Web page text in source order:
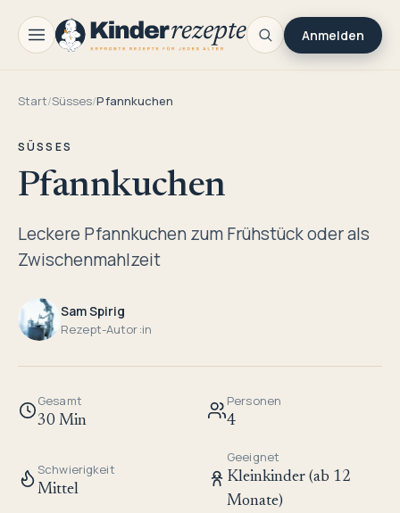
Anmelden
Start/Süsses/Pfannkuchen
SÜSSES
Pfannkuchen
Leckere Pfannkuchen zum Frühstück oder als
Zwischenmahlzeit
Sam Spirig
Rezept-Autor:in
Gesamt
30 Min
Personen
4
Schwierigkeit
Mittel
Geeignet
Kleinkinder (ab 12
Monate)